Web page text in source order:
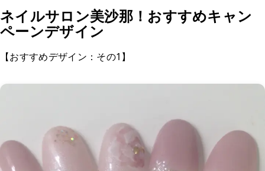
ネイルサロン美沙那！おすすめキャン
ペーンデザイン
【おすすめデザイン：その1】